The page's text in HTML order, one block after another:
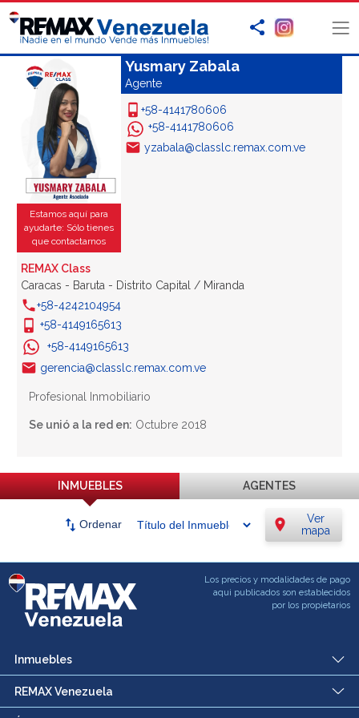
Estamos aquí para
ayudarte: Sólo tienes
que contactarnos
Yusmary Zabala
Agente
+58-4141780606
+58-4141780606
yzabala@classlc.remax.com.ve
REMAX Class
Caracas - Baruta - Distrito Capital / Miranda
+58-4242104954
+58-4149165613
+58-4149165613
gerencia@classlc.remax.com.ve
Profesional Inmobiliario
Se unió a la red en: Octubre 2018
INMUEBLES AGENTES
swap_vert Ordenar location_on
Ver
mapa
Los precios y modalidades de pago
aqui publicados son establecidos
por los propietarios
Inmuebles
REMAX Venezuela